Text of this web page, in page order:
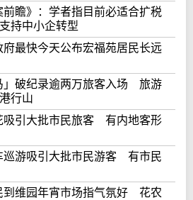
瞻》：学者指目前必适合扩税
持中小企转型
最快今天公布宏福苑居民长远
」破纪录逾两万旅客入场 旅游
行山
吸引大批市民旅客 有内地客形
巡游吸引大批市民游客 有市民
到维园年宵市场指气氛好 花农